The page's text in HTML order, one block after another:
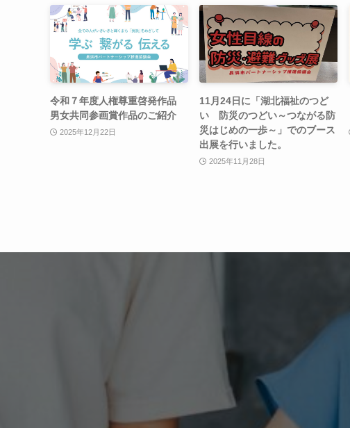
令和７年度人権尊重啓発作品
男女共同参画賞作品のご紹介
2025年12月22日
11月24日に「湖北福祉のつど
い 防災のつどい～つながる防
災はじめの一歩～」でのブース
出展を行いました。
2025年11月28日